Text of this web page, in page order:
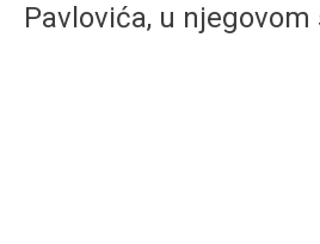
Pavlovića, u